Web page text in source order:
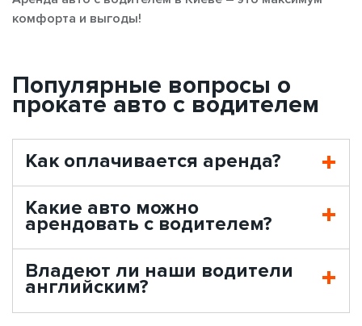
комфорта и выгоды!
Популярные вопросы о
прокате авто с водителем
Как оплачивается аренда?
Какие авто можно
арендовать с водителем?
Владеют ли наши водители
английским?